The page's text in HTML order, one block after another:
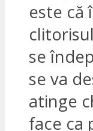
este că
se
se va
atinge
face ca